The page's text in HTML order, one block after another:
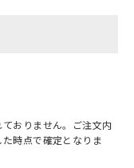
おりません。ご注文内
時点で確定となりま